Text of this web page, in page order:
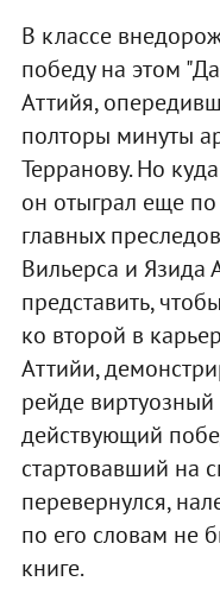
В классе
победу на этом
Аттийя,
полторы минуты
Терранову. Но
он отыграл еще
главных
Вильерса и Язида
представить,
ко второй в
Аттийи,
рейде
действующий
стартовавший на
перевернулся,
по его словам не
книге.